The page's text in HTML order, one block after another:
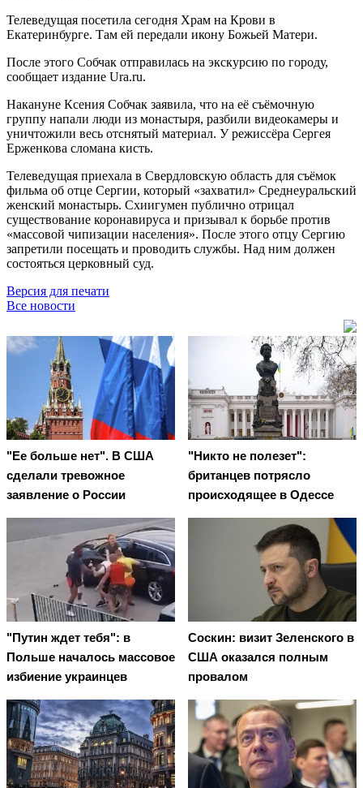
Телеведущая посетила сегодня Храм на Крови в
Екатеринбурге. Там ей передали икону Божьей Матери.
После этого Собчак отправилась на экскурсию по городу,
сообщает издание Ura.ru.
Накануне Ксения Собчак заявила, что на её съёмочную
группу напали люди из монастыря, разбили видеокамеры и
уничтожили весь отснятый материал. У режиссёра Сергея
Ерженкова сломана кисть.
Телеведущая приехала в Свердловскую область для съёмок
фильма об отце Сергии, который «захватил» Среднеуральский
женский монастырь. Схиигумен публично отрицал
существование коронавируса и призывал к борьбе против
«массовой чипизации населения». После этого отцу Сергию
запретили посещать и проводить службы. Над ним должен
состояться церковный суд.
Версия для печати
Все новости
"Ее больше нет". В США
сделали тревожное
заявление о России
"Никто не полезет":
британцев потрясло
происходящее в Одессе
"Путин ждет тебя": в
Польше началось массовое
избиение украинцев
Соскин: визит Зеленского в
США оказался полным
провалом